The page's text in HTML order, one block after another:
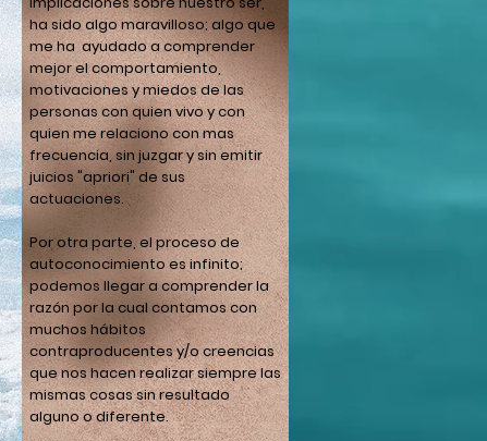
ha sido algo maravilloso; algo que
me ha ayudado a comprender
mejor el comportamiento,
motivaciones y miedos de las
personas con quien vivo y con
quien me relaciono con mas
frecuencia, sin juzgar y sin emitir
juicios "apriori" de sus
actuaciones.
Por otra parte, el proceso de
autoconocimiento es infinito;
podemos llegar a comprender la
razón por la cual contamos con
muchos hábitos
contraproducentes y/o creencias
que nos hacen realizar siempre las
mismas cosas sin resultado
alguno o diferente.